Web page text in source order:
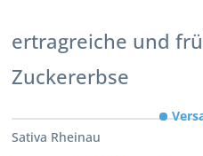
ertragreiche und
Zuckererbse
Sativa Rheinau